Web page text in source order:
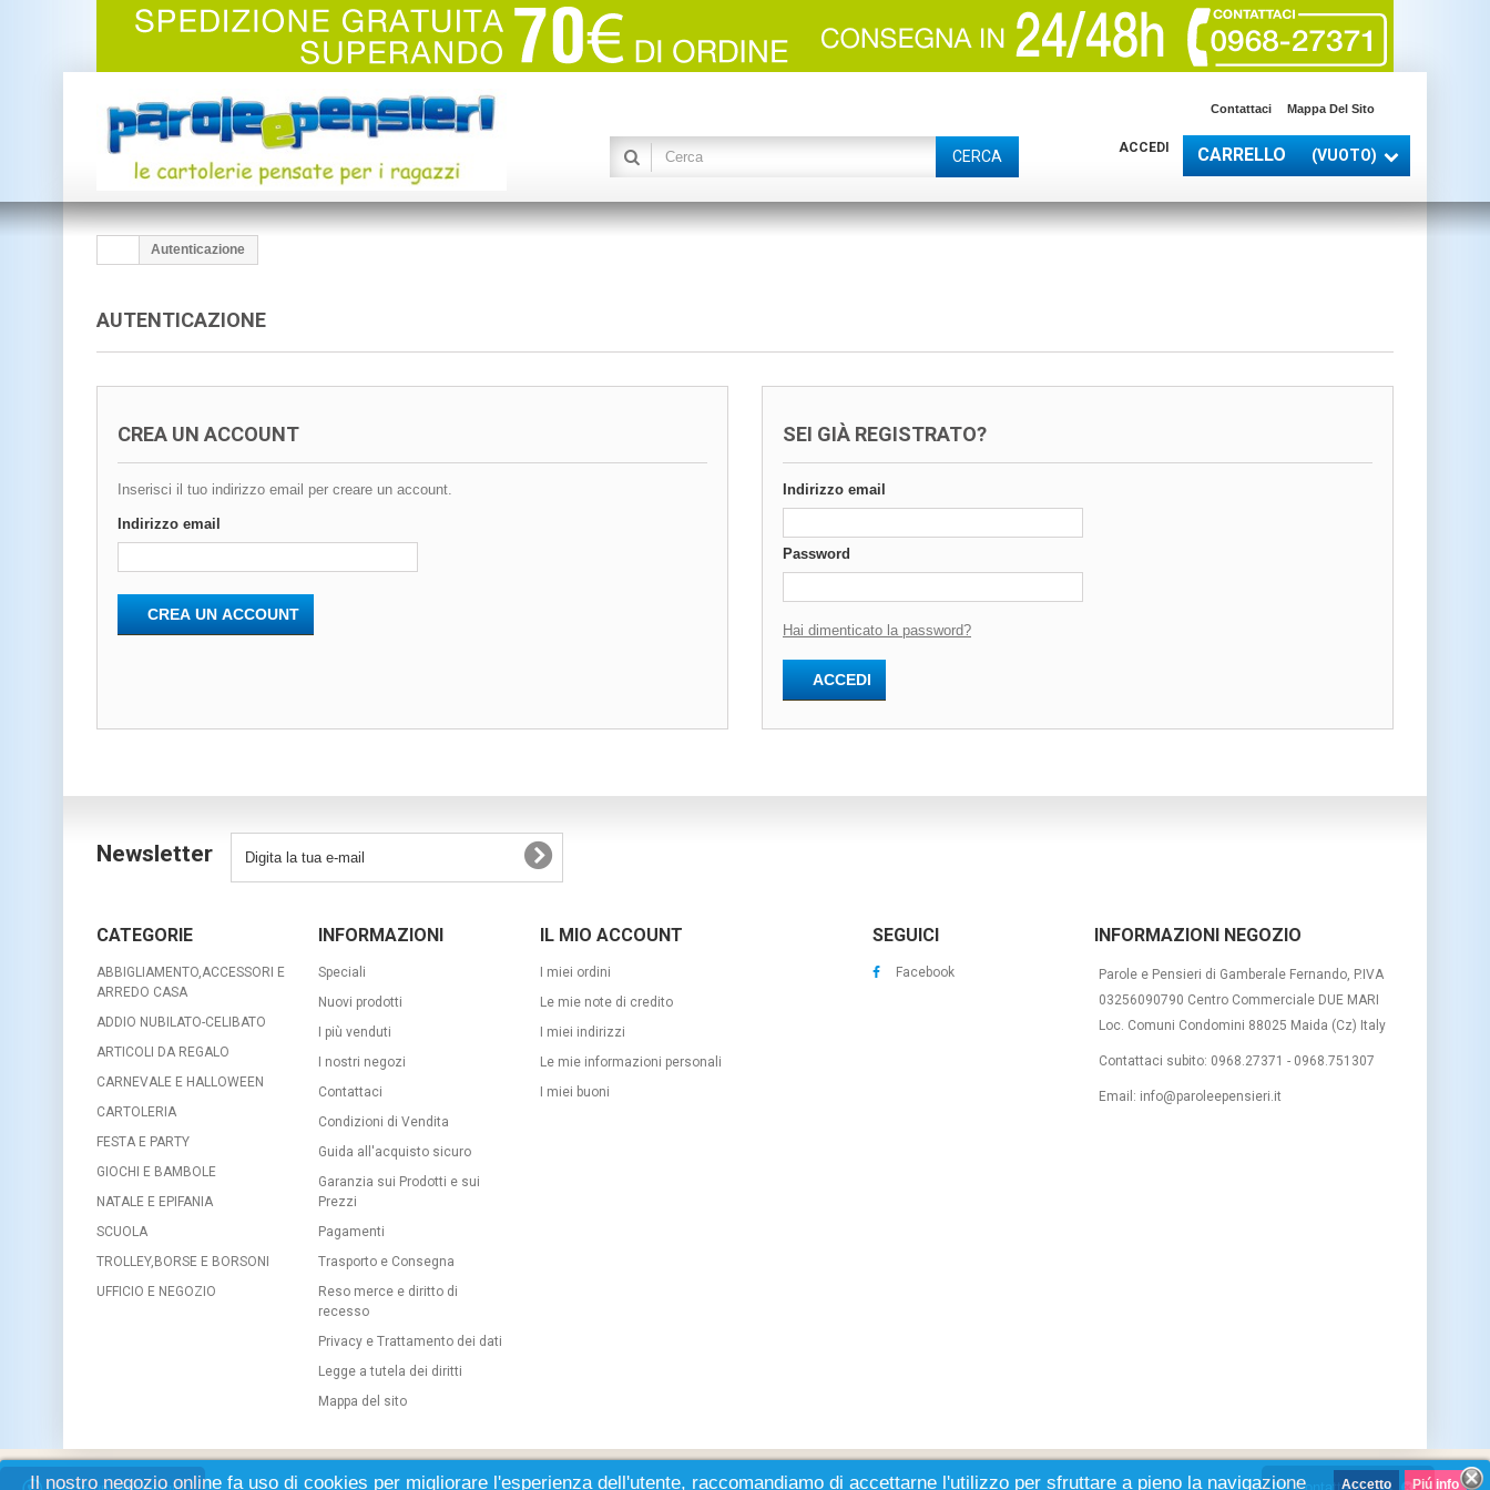
Contattaci Mappa Del Sito
CARRELLO (VUOTO)
ACCEDI
CERCA
Il nostro negozio online fa uso di cookies per migliorare l'esperienza dell'utente, raccomandiamo di accettarne l'utilizzo per sfruttare a pieno la navigazione Accetto Piú info
Autenticazione
AUTENTICAZIONE
CREA UN ACCOUNT
Inserisci il tuo indirizzo email per creare un account.
Indirizzo email
CREA UN ACCOUNT
SEI GIÀ REGISTRATO?
Indirizzo email
Password
Hai dimenticato la password?
ACCEDI
Newsletter
CATEGORIE
ABBIGLIAMENTO,ACCESSORI E
ARREDO CASA
ADDIO NUBILATO-CELIBATO
ARTICOLI DA REGALO
CARNEVALE E HALLOWEEN
CARTOLERIA
FESTA E PARTY
GIOCHI E BAMBOLE
NATALE E EPIFANIA
SCUOLA
TROLLEY,BORSE E BORSONI
UFFICIO E NEGOZIO
INFORMAZIONI
Speciali
Nuovi prodotti
I più venduti
I nostri negozi
Contattaci
Condizioni di Vendita
Guida all'acquisto sicuro
Garanzia sui Prodotti e sui
Prezzi
Pagamenti
Trasporto e Consegna
Reso merce e diritto di
recesso
Privacy e Trattamento dei dati
Legge a tutela dei diritti
Mappa del sito
IL MIO ACCOUNT
I miei ordini
Le mie note di credito
I miei indirizzi
Le mie informazioni personali
I miei buoni
SEGUICI
Facebook
INFORMAZIONI NEGOZIO
Parole e Pensieri di Gamberale Fernando, P.IVA
03256090790 Centro Commerciale DUE MARI
Loc. Comuni Condomini 88025 Maida (Cz) Italy
Contattaci subito: 0968.27371 - 0968.751307
Email: info@paroleepensieri.it